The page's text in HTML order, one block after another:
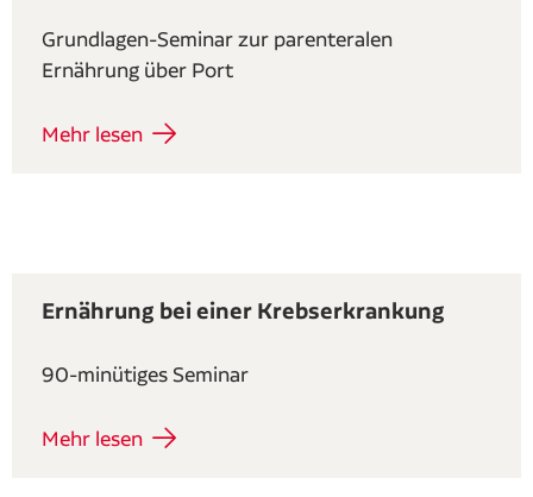
Grundlagen-Seminar zur parenteralen
Ernährung über Port
Mehr lesen
Ernährung bei einer Krebserkrankung
90-minütiges Seminar
Mehr lesen